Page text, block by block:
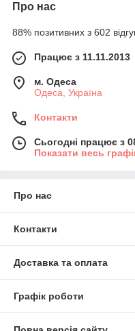
Про нас
88% позитивних з 602
Працює з 11.11.2013
м. Одеса
Одеса, Україна
Контакти
Сьогодні працює з
Показати весь
Про нас
Контакти
Доставка та оплата
Графік роботи